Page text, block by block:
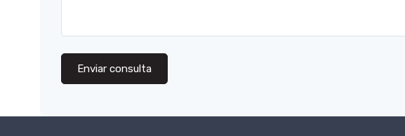
Enviar consulta